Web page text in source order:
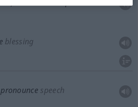
blessing
pronounce speech